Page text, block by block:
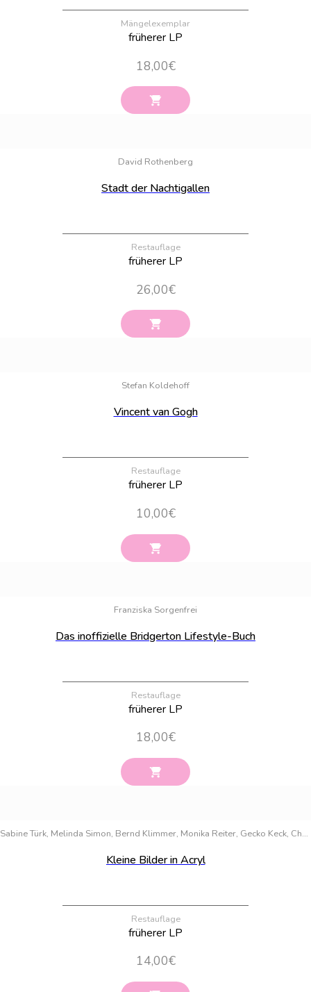
Mängelexemplar
früherer LP
18,00€
David Rothenberg
Stadt der Nachtigallen
Restauflage
früherer LP
26,00€
Stefan Koldehoff
Vincent van Gogh
Restauflage
früherer LP
10,00€
Franziska Sorgenfrei
Das inoffizielle Bridgerton Lifestyle-Buch
Restauflage
früherer LP
18,00€
Sabine Türk, Melinda Simon, Bernd Klimmer, Monika Reiter, Gecko Keck, Christin Stapff, Sylwia Mesch, Imke Hahn, Gabriele Malberg
Kleine Bilder in Acryl
Restauflage
früherer LP
14,00€